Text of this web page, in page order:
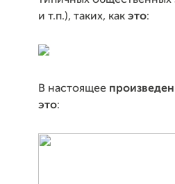
и т.п.), таких, как это:
В настоящее
это: